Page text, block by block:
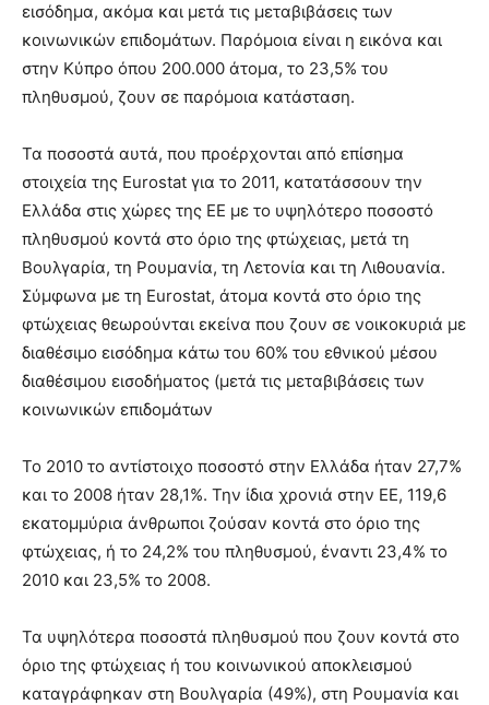
εισόδημα, ακόμα και μετά τις μεταβιβάσεις των
κοινωνικών επιδομάτων. Παρόμοια είναι η εικόνα και
στην Κύπρο όπου 200.000 άτομα, το 23,5% του
πληθυσμού, ζουν σε παρόμοια κατάσταση.
Τα ποσοστά αυτά, που προέρχονται από επίσημα
στοιχεία της Eurostat για το 2011, κατατάσσουν την
Ελλάδα στις χώρες της ΕΕ με το υψηλότερο ποσοστό
πληθυσμού κοντά στο όριο της φτώχειας, μετά τη
Βουλγαρία, τη Ρουμανία, τη Λετονία και τη Λιθουανία.
Σύμφωνα με τη Eurostat, άτομα κοντά στο όριο της
φτώχειας θεωρούνται εκείνα που ζουν σε νοικοκυριά με
διαθέσιμο εισόδημα κάτω του 60% του εθνικού μέσου
διαθέσιμου εισοδήματος (μετά τις μεταβιβάσεις των
κοινωνικών επιδομάτων
Το 2010 το αντίστοιχο ποσοστό στην Ελλάδα ήταν 27,7%
και το 2008 ήταν 28,1%. Την ίδια χρονιά στην ΕΕ, 119,6
εκατομμύρια άνθρωποι ζούσαν κοντά στο όριο της
φτώχειας, ή το 24,2% του πληθυσμού, έναντι 23,4% το
2010 και 23,5% το 2008.
Τα υψηλότερα ποσοστά πληθυσμού που ζουν κοντά στο
όριο της φτώχειας ή του κοινωνικού αποκλεισμού
καταγράφηκαν στη Βουλγαρία (49%), στη Ρουμανία και